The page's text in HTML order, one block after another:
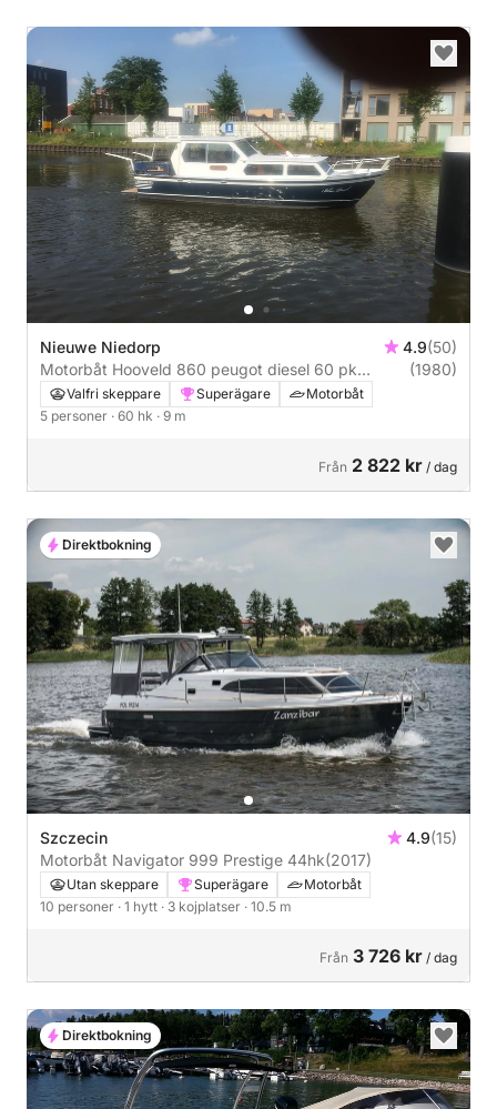
Nieuwe Niedorp 4.9(50)
Motorbåt Hooveld 860 peugot diesel 60 pk
Hooveld 60hk
(1980)
Valfri skeppare Superägare
Motorbåt
5 personer · 60 hk · 9 m
Från 2 822 kr / dag
Szczecin 4.9(15)
Motorbåt Navigator 999 Prestige 44hk(2017)
Utan skeppare Superägare
Motorbåt
10 personer · 1 hytt · 3 kojplatser · 10.5 m
Från 3 726 kr / dag
Direktbokning
Direktbokning